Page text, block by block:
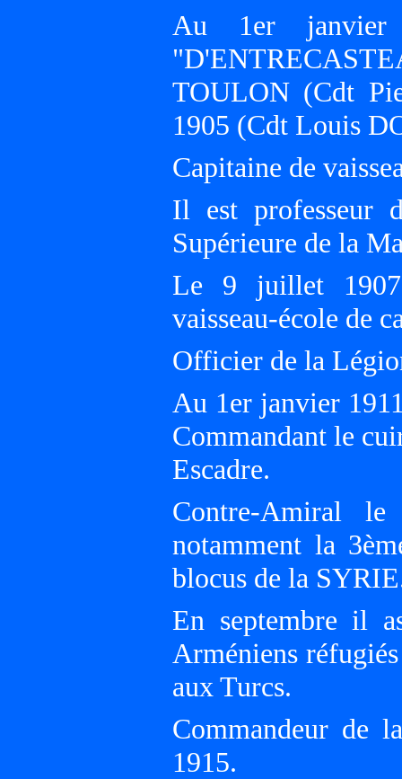
Au 1er janvier
TOULON (Cdt
1905 (Cdt Louis
Capitaine de
Il est professeur
Supérieure de la
Le 9 juillet
vaisseau-école de
Officier de la
Au 1er janvier
Commandant le
Escadre.
Contre-Amiral
notamment la
blocus de la
En septembre il
Arméniens
aux Turcs.
Commandeur de
1915.